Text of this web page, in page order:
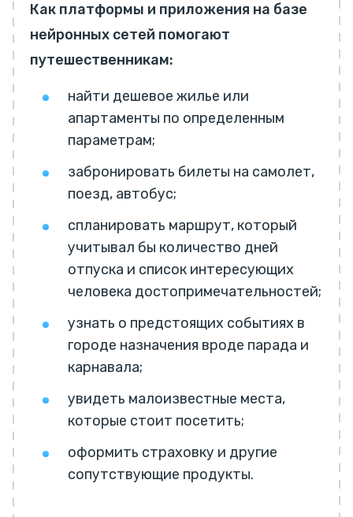
Как платформы и приложения на базе
нейронных сетей помогают
путешественникам:
найти дешевое жилье или
апартаменты по определенным
параметрам;
забронировать билеты на самолет,
поезд, автобус;
спланировать маршрут, который
учитывал бы количество дней
отпуска и список интересующих
человека достопримечательностей;
узнать о предстоящих событиях в
городе назначения вроде парада и
карнавала;
увидеть малоизвестные места,
которые стоит посетить;
оформить страховку и другие
сопутствующие продукты.